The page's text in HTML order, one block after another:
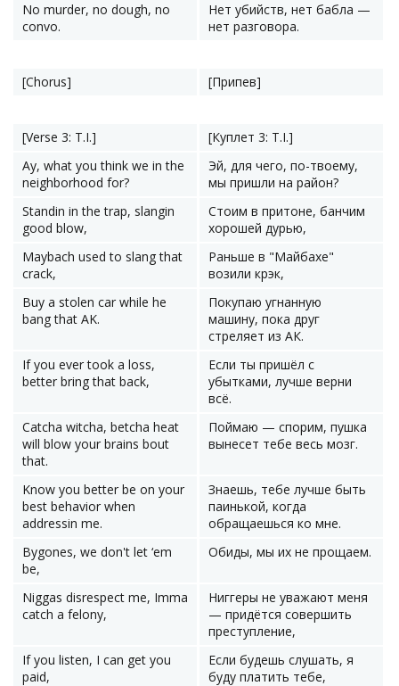
No murder, no dough, no
convo.
Нет убийств, нет бабла —
нет разговора.
[Chorus] [Припев]
[Verse 3: T.I.]
[Куплет 3: T.I.]
Ay, what you think we in the
neighborhood for?
Эй, для чего, по-твоему,
мы пришли на район?
Standin in the trap, slangin
good blow,
Стоим в притоне, банчим
хорошей дурью,
Maybach used to slang that
crack,
Раньше в "Майбахе"
возили крэк,
Buy a stolen car while he
bang that AK.
Покупаю угнанную
машину, пока друг
стреляет из АК.
If you ever took a loss,
better bring that back,
Если ты пришёл с
убытками, лучше верни
всё.
Catcha witcha, betcha heat
will blow your brains bout
that.
Поймаю — спорим, пушка
вынесет тебе весь мозг.
Know you better be on your
best behavior when
addressin me.
Знаешь, тебе лучше быть
паинькой, когда
обращаешься ко мне.
Bygones, we don't let ‘em
be,
Обиды, мы их не прощаем.
Niggas disrespect me, Imma
catch a felony,
Ниггеры не уважают меня
— придётся совершить
преступление,
If you listen, I can get you
paid,
Если будешь слушать, я
буду платить тебе,